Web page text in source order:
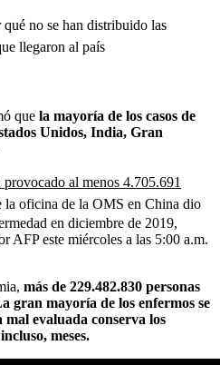
no se han distribuido las
llegaron al país
que la mayoría de los casos de
Unidos, India, Gran
al menos 4.705.691
la oficina de la OMS en China dio
en diciembre de 2019,
AFP este miércoles a las 5:00 a.m.
más de 229.482.830 personas
gran mayoría de los enfermos se
evaluada conserva los
meses.